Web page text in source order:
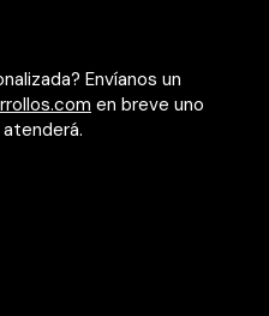
Envíanos un
en breve uno